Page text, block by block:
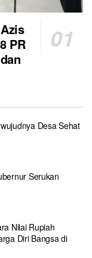
PR
Desa Sehat
Serukan
Nilai Rupiah
Diri Bangsa di